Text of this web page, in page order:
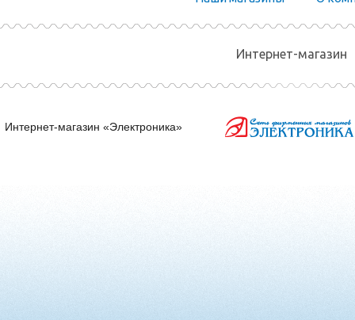
Интернет-магазин
Интернет-магазин «Электроника»